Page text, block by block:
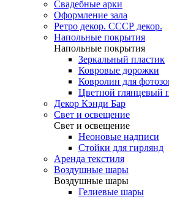
Свадебные арки
Оформление зала
Ретро декор. СССР декор.
Напольные покрытия
Напольные покрытия
Зеркальный пластик
Ковровые дорожки
Ковролин для
Цветной глянцевый
Декор Кэнди Бар
Свет и освещение
Свет и освещение
Неоновые надписи
Стойки для гирлянд
Аренда текстиля
Воздушные шары
Воздушные шары
Гелиевые шары